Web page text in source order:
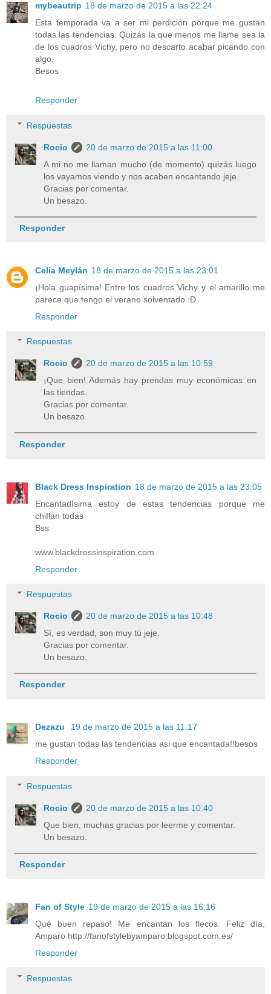
mybeautrip 18 de marzo de 2015 a las 22:24
Esta temporada va a ser mi perdición porque me gustan
todas las tendencias. Quizás la que menos me llame sea la
de los cuadros Vichy, pero no descarto acabar picando con
algo.
Besos
Responder
Respuestas
Rocio
20 de marzo de 2015 a las 11:00
A mi no me llaman mucho (de momento) quizás luego
los vayamos viendo y nos acaben encantando jeje.
Gracias por comentar.
Un besazo.
Responder
Celia Meylán 18 de marzo de 2015 a las 23:01
¡Hola guapísima! Entre los cuadros Vichy y el amarillo me
parece que tengo el verano solventado :D
Responder
Respuestas
Rocio
20 de marzo de 2015 a las 10:59
¡Que bien! Además hay prendas muy económicas en
las tiendas.
Gracias por comentar.
Un besazo.
Responder
Black Dress Inspiration 18 de marzo de 2015 a las 23:05
Encantadísima estoy de estas tendencias porque me
chiflan todas
Bss
www.blackdressinspiration.com
Responder
Respuestas
Rocio
20 de marzo de 2015 a las 10:48
Sí, es verdad, son muy tú jeje.
Gracias por comentar.
Un besazo.
Responder
Dezazu
19 de marzo de 2015 a las 11:17
me gustan todas las tendencias asi que encantada!!besos
Responder
Respuestas
Rocio
20 de marzo de 2015 a las 10:40
Que bien, muchas gracias por leerme y comentar.
Un besazo.
Responder
Fan of Style 19 de marzo de 2015 a las 16:16
Qué buen repaso! Me encantan los flecos. Feliz día,
Amparo http://fanofstylebyamparo.blogspot.com.es/
Responder
Respuestas